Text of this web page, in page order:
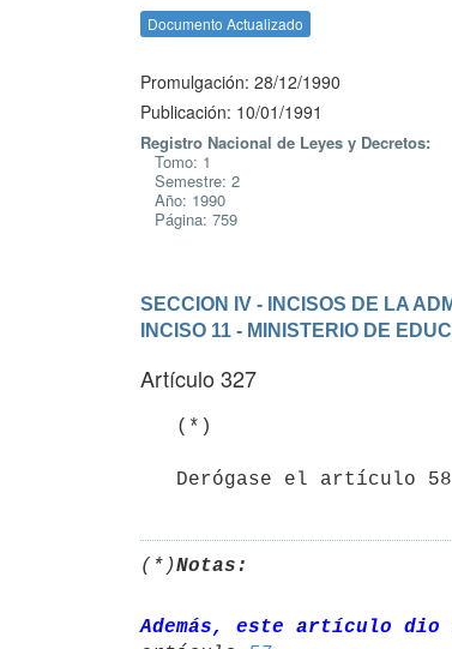
Documento Actualizado
Promulgación: 28/12/1990
Publicación: 10/01/1991
Registro Nacional de Leyes y Decretos:
Tomo: 1
Semestre: 2
Año: 1990
Página: 759
SECCION IV - INCISOS DE LA
INCISO 11 - MINISTERIO DE
Artículo 327
(*)Notas:
Además, este artículo dio